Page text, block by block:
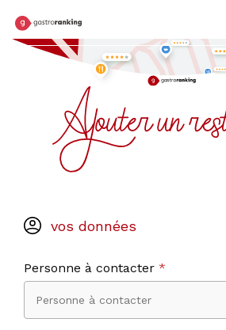
vos données
Personne à contacter *